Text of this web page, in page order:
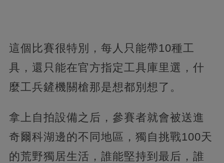
這個比賽很特別，每人只能帶10種工
具，還只能在官方指定工具庫里選，什
麼工兵鏟機關槍那是想都別想了。
拿上自拍設備之后，參賽者就會被送進
奇爾科湖邊的不同地區，獨自挑戰100天
的荒野獨居生活，誰能堅持到最后，誰